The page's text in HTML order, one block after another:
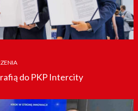
do PKP Intercity